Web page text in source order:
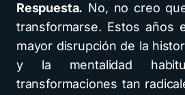
Respuesta. No, no creo
transformarse. Estos años
mayor disrupción de la
y la mentalidad
transformaciones tan